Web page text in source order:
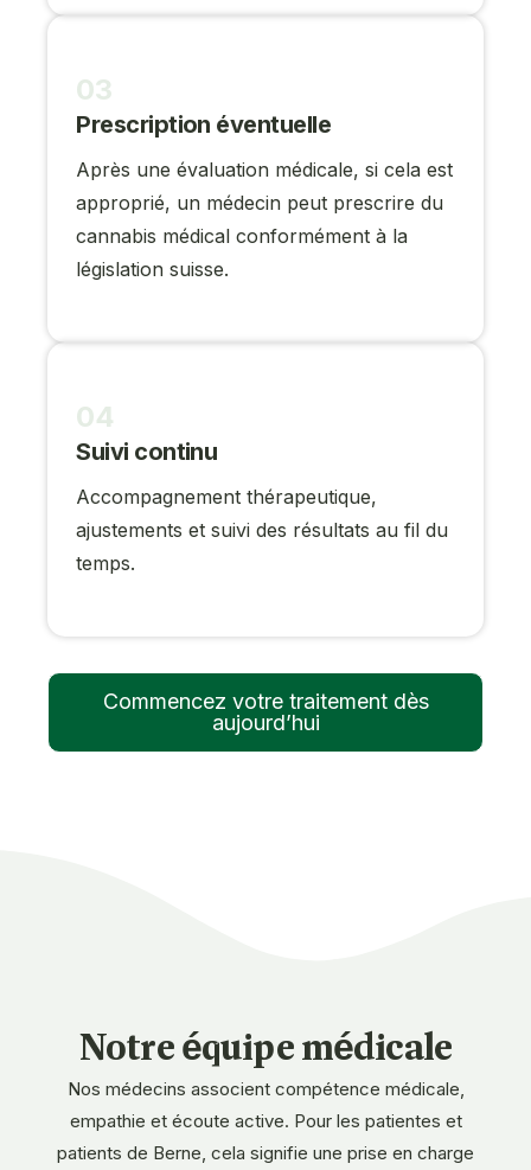
03
Prescription éventuelle
Après une évaluation médicale, si cela est
approprié, un médecin peut prescrire du
cannabis médical conformément à la
législation suisse.
04
Suivi continu
Accompagnement thérapeutique,
ajustements et suivi des résultats au fil du
temps.
Commencez votre traitement dès
aujourd’hui
Notre équipe médicale
Nos médecins associent compétence médicale,
empathie et écoute active. Pour les patientes et
patients de Berne, cela signifie une prise en charge